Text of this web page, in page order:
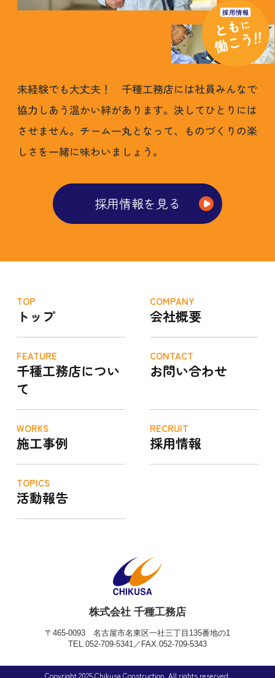
未経験でも大丈夫！ 千種工務店には社員みんなで
協力しあう温かい絆があります。決してひとりには
させません。チーム一丸となって、ものづくりの楽
しさを一緒に味わいましょう。
採用情報を見る
TOP
トップ
COMPANY
会社概要
FEATURE
千種工務店につい
て
CONTACT
お問い合わせ
WORKS
施工事例
RECRUIT
採用情報
TOPICS
活動報告
株式会社 千種工務店
〒465-0093 名古屋市名東区一社三丁目135番地の1
TEL.052-709-5341／FAX.052-709-5343
Copyright 2025 Chikusa Construction. All rights reserved.